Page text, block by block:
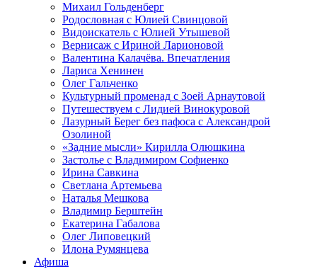
Михаил Гольденберг
Родословная с Юлией Свинцовой
Видоискатель с Юлией Утышевой
Вернисаж с Ириной Ларионовой
Валентина Калачёва. Впечатления
Лариса Хенинен
Олег Гальченко
Культурный променад с Зоей Арнаутовой
Путешествуем с Лидией Винокуровой
Лазурный Берег без пафоса с Александрой
Озолиной
«Задние мысли» Кирилла Олюшкина
Застолье с Владимиром Софиенко
Ирина Савкина
Светлана Артемьева
Наталья Мешкова
Владимир Берштейн
Екатерина Габалова
Олег Липовецкий
Илона Румянцева
Афиша